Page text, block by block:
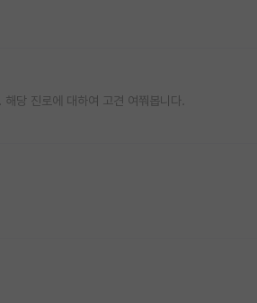
당 진로에 대하여 고견 여쭤봅니다.